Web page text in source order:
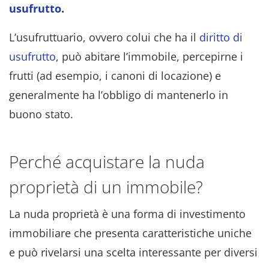
usufrutto.
L’usufruttuario, ovvero colui che ha il diritto di
usufrutto, può abitare l’immobile, percepirne i
frutti (ad esempio, i canoni di locazione) e
generalmente ha l’obbligo di mantenerlo in
buono stato.
Perché acquistare la nuda
proprietà di un immobile?
La nuda proprietà è una forma di investimento
immobiliare che presenta caratteristiche uniche
e può rivelarsi una scelta interessante per diversi